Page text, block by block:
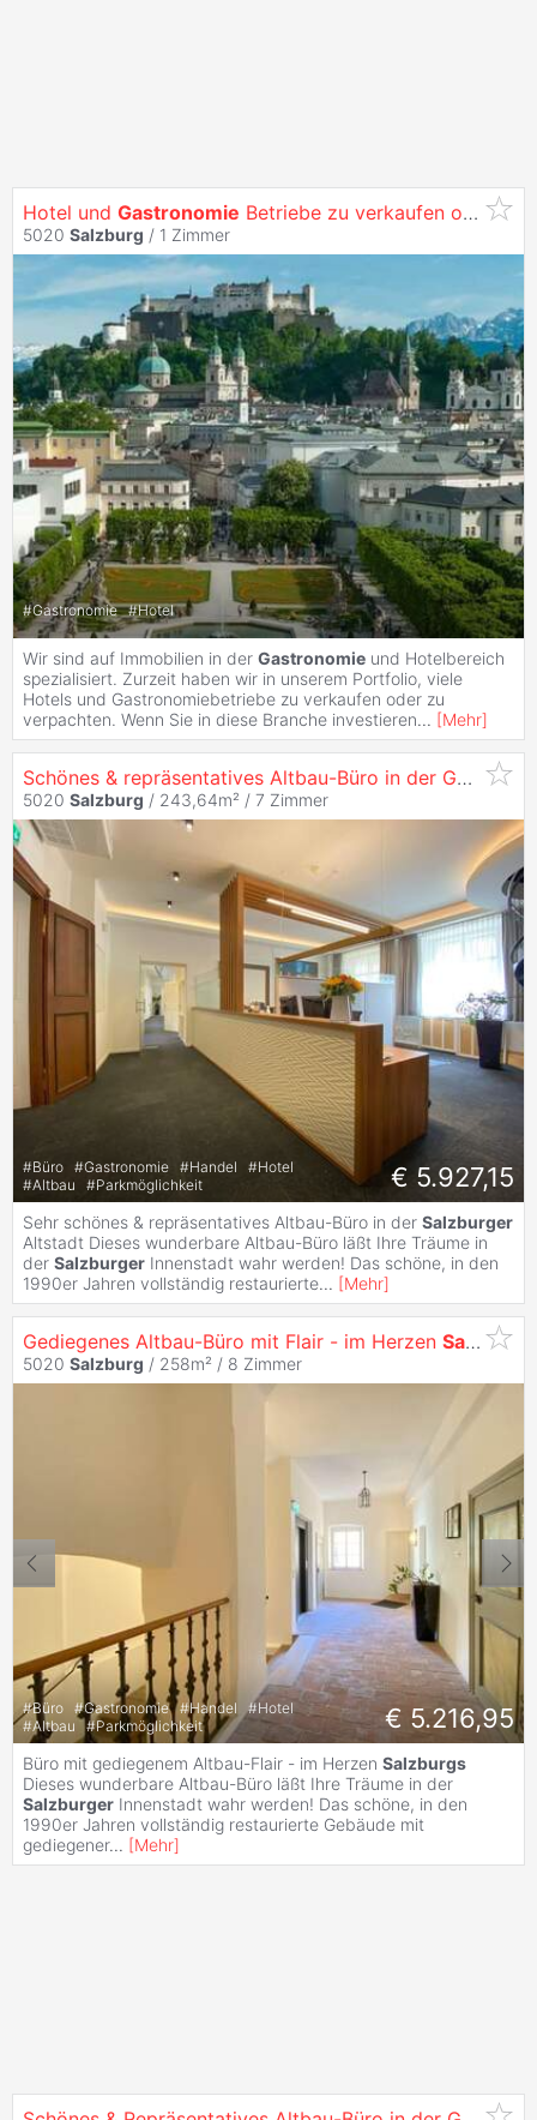
Hotel und Gastronomie Betriebe zu verkaufen oder verpachten in
5020 Salzburg / 1 Zimmer
#Gastronomie #Hotel
Wir sind auf Immobilien in der Gastronomie und Hotelbereich
spezialisiert. Zurzeit haben wir in unserem Portfolio, viele
Hotels und Gastronomiebetriebe zu verkaufen oder zu
verpachten. Wenn Sie in diese Branche investieren... [Mehr]
Schönes & repräsentatives Altbau-Büro in der Getreidegasse - in 5020
5020 Salzburg / 243,64m² / 7 Zimmer
#Büro #Gastronomie #Handel #Hotel
#Altbau #Parkmöglichkeit € 5.927,15
Sehr schönes & repräsentatives Altbau-Büro in der Salzburger
Altstadt Dieses wunderbare Altbau-Büro läßt Ihre Träume in
der Salzburger Innenstadt wahr werden! Das schöne, in den
1990er Jahren vollständig restaurierte... [Mehr]
Gediegenes Altbau-Büro mit Flair - im Herzen Salzburgs
5020 Salzburg / 258m² / 8 Zimmer
#Büro #Gastronomie #Handel #Hotel
#Altbau #Parkmöglichkeit € 5.216,95
Büro mit gediegenem Altbau-Flair - im Herzen Salzburgs
Dieses wunderbare Altbau-Büro läßt Ihre Träume in der
Salzburger Innenstadt wahr werden! Das schöne, in den
1990er Jahren vollständig restaurierte Gebäude mit
gediegener... [Mehr]